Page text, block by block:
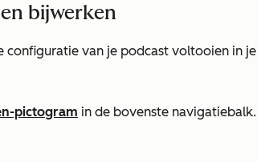
bijwerken
configuratie van je podcast voltooien in je
pictogram in de bovenste navigatiebalk.